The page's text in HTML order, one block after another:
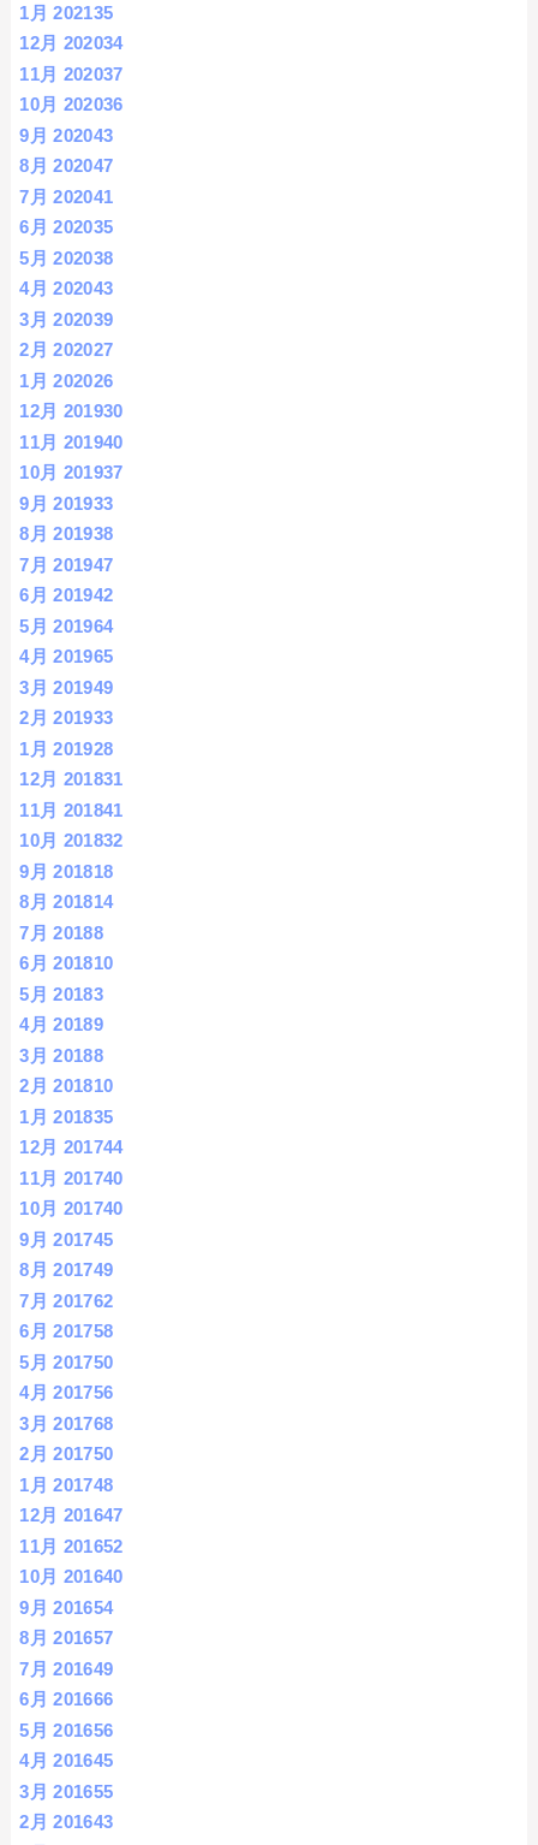
1月 202135
12月 202034
11月 202037
10月 202036
9月 202043
8月 202047
7月 202041
6月 202035
5月 202038
4月 202043
3月 202039
2月 202027
1月 202026
12月 201930
11月 201940
10月 201937
9月 201933
8月 201938
7月 201947
6月 201942
5月 201964
4月 201965
3月 201949
2月 201933
1月 201928
12月 201831
11月 201841
10月 201832
9月 201818
8月 201814
7月 20188
6月 201810
5月 20183
4月 20189
3月 20188
2月 201810
1月 201835
12月 201744
11月 201740
10月 201740
9月 201745
8月 201749
7月 201762
6月 201758
5月 201750
4月 201756
3月 201768
2月 201750
1月 201748
12月 201647
11月 201652
10月 201640
9月 201654
8月 201657
7月 201649
6月 201666
5月 201656
4月 201645
3月 201655
2月 201643